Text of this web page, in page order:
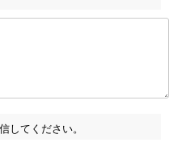
してください。